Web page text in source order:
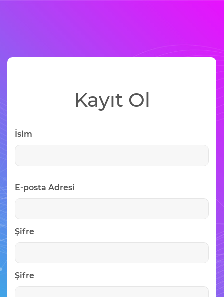
Kayıt Ol
İsim
E-posta Adresi
Şifre
Şifre